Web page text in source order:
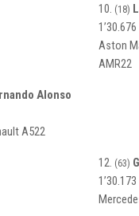
10. (18)
1’30.676
Aston
AMR22
Alonso
A522
12. (63)
1’30.173